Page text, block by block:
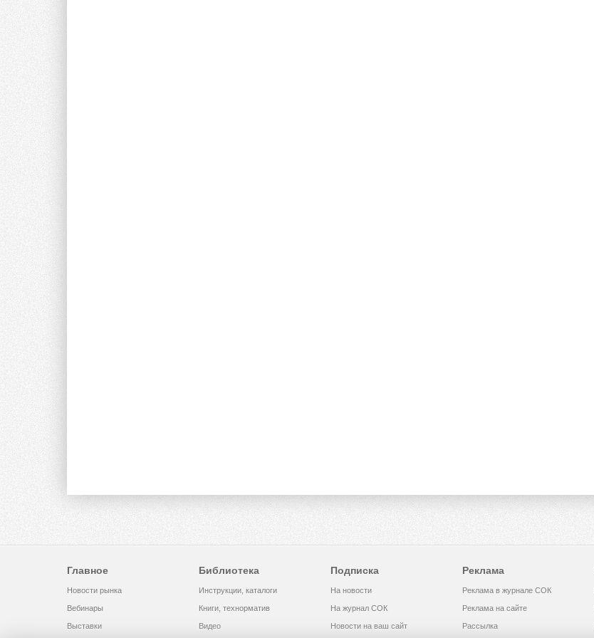
Главное
Новости рынка
Вебинары
Выставки
Библиотека
Инструкции, каталоги
Книги, технорматив
Видео
Подписка
На новости
На журнал СОК
Новости на ваш сайт
Реклама
Реклама в журнале СОК
Реклама на сайте
Рассылка